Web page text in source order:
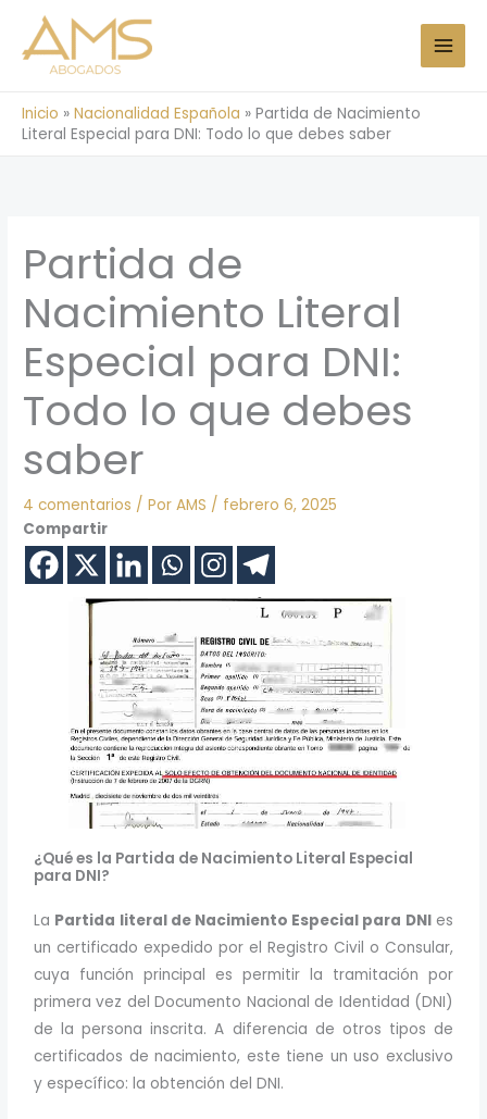
contenido
Inicio » Nacionalidad Española » Partida de Nacimiento
Literal Especial para DNI: Todo lo que debes saber
Partida de
Nacimiento Literal
Especial para DNI:
Todo lo que debes
saber
4 comentarios / PorAMS / febrero 6, 2025
Compartir
¿Qué es la Partida de Nacimiento Literal Especial
para DNI?
La Partida literal de Nacimiento Especial para DNIes
un certificado expedido por el Registro Civil o Consular,
cuya función principal es permitir la tramitación por
primera vez del Documento Nacional de Identidad (DNI)
de la persona inscrita. A diferencia de otros tipos de
certificados de nacimiento, este tiene un uso exclusivo
y específico: la obtención del DNI.